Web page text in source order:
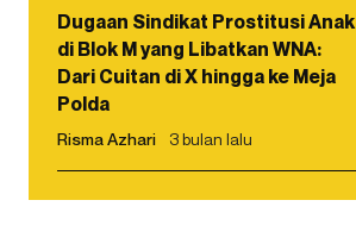
Dugaan Sindikat Prostitusi Anak
di Blok M yang Libatkan WNA:
Dari Cuitan di X hingga ke Meja
Polda
Risma Azhari 3 bulan lalu